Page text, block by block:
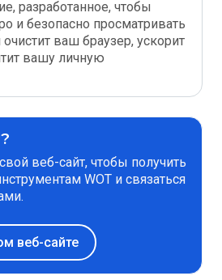
разработанное, чтобы
и безопасно просматривать
ваш браузер, ускорит
вашу личную
веб-сайт, чтобы получить
WOT и связаться
веб-сайте